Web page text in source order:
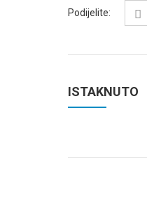
Podijelite:
ISTAKNUTO